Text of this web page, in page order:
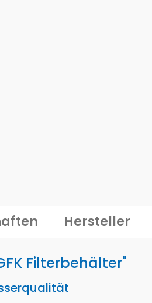
Hersteller
Filterbehälter"